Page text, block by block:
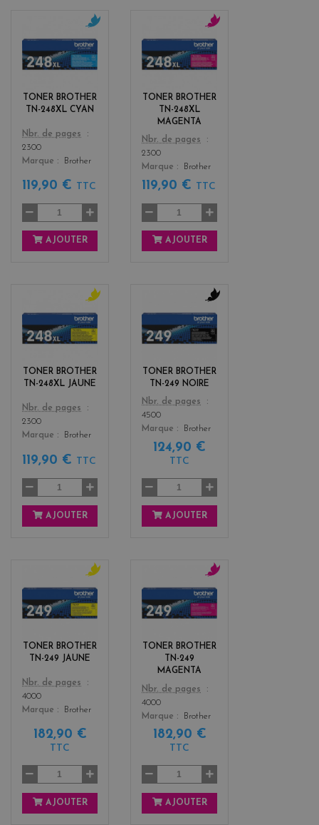
TONER BROTHER
TN-248XL CYAN
Color
c
y
a
Nbr. de pages
2300
Marque
Brother
119,90 € TTC
AJOUTER
TONER BROTHER
TN-248XL
MAGENTA
Color
m
a
g
n
Nbr. de pages
2300
Marque
Brother
119,90 € TTC
AJOUTER
TONER BROTHER
TN-248XL JAUNE
Color
y
e
o
w
Nbr. de pages
2300
Marque
Brother
119,90 € TTC
AJOUTER
TONER BROTHER
TN-249 NOIRE
Color
b
l
a
k
Nbr. de pages
4500
Marque
Brother
124,90 €
TTC
AJOUTER
TONER BROTHER
TN-249 JAUNE
Color
y
e
l
o
w
Nbr. de pages
4000
Marque
Brother
182,90 €
TTC
AJOUTER
TONER BROTHER
TN-249
MAGENTA
Color
m
a
g
n
Nbr. de pages
4000
Marque
Brother
182,90 €
TTC
AJOUTER